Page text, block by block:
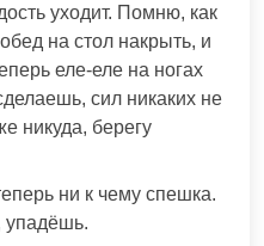
уходит. Помню, как
на стол накрыть, и
еле-еле на ногах
сил никаких не
никуда, берегу
ни к чему спешка.
упадёшь.